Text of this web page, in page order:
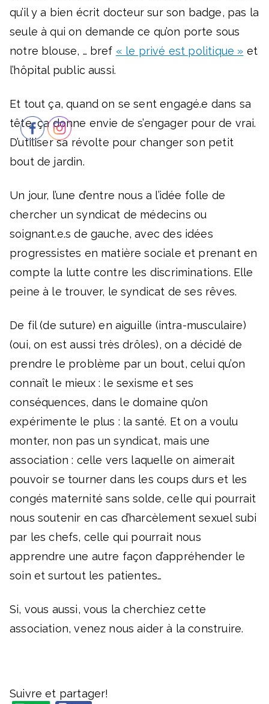
qu’il y a bien écrit docteur sur son badge, pas la
seule à qui on demande ce qu’on porte sous
notre blouse, … bref « le privé est politique » et
l’hôpital public aussi.
Et tout ça, quand on se sent engagé.e dans sa
tête, ça donne envie de s’engager pour de vrai.
D’utiliser sa révolte pour changer son petit
bout de jardin.
Un jour, l’une d’entre nous a l’idée folle de
chercher un syndicat de médecins ou
soignant.e.s de gauche, avec des idées
progressistes en matière sociale et prenant en
compte la lutte contre les discriminations. Elle
peine à le trouver, le syndicat de ses rêves.
De fil (de suture) en aiguille (intra-musculaire)
(oui, on est aussi très drôles), on a décidé de
prendre le problème par un bout, celui qu’on
connaît le mieux : le sexisme et ses
conséquences, dans le domaine qu’on
expérimente le plus : la santé. Et on a voulu
monter, non pas un syndicat, mais une
association : celle vers laquelle on aimerait
pouvoir se tourner dans les coups durs et les
congés maternité sans solde, celle qui pourrait
nous soutenir en cas d’harcèlement sexuel subi
par les chefs, celle qui pourrait nous
apprendre une autre façon d’appréhender le
soin et surtout les patientes…
Si, vous aussi, vous la cherchiez cette
association, venez nous aider à la construire.
Suivre et partager!